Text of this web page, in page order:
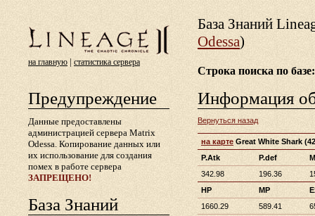
на главную | статистика сервера
База Знаний
Odessa)
Строка поиска по базе:
Предупреждение
Данные предоставлены
администрацией сервера Matrix
Odessa. Копирование данных или
их использование для создания
помех в работе сервера
ЗАПРЕЩЕНО!
База Знаний
Информация
Вернуться назад
на карте Great White Shark
P.Atk
P.def
342.98
196.36
HP
MP
1660.29
589.41